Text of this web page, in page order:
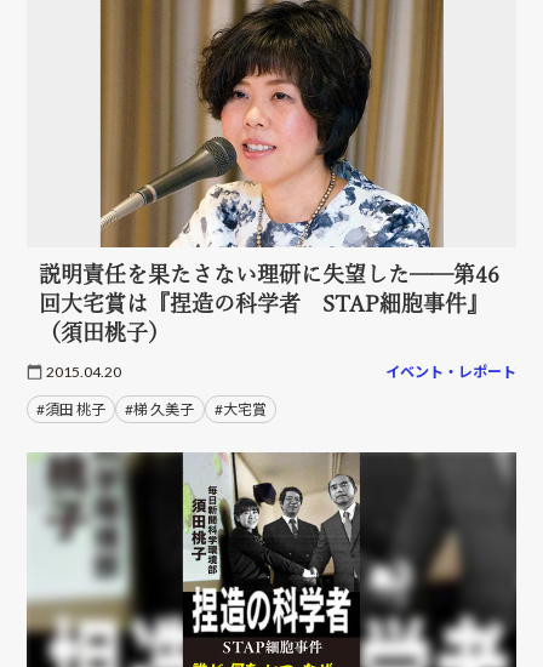
説明責任を果たさない理研に失望した──第46
回大宅賞は『捏造の科学者 STAP細胞事件』
（須田桃子）
2015.04.20 イベント・レポート
#須田 桃子 #梯 久美子 #大宅賞